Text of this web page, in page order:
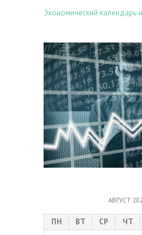
Экономический календарь
АВГУСТ
ПН ВТ СР ЧТ